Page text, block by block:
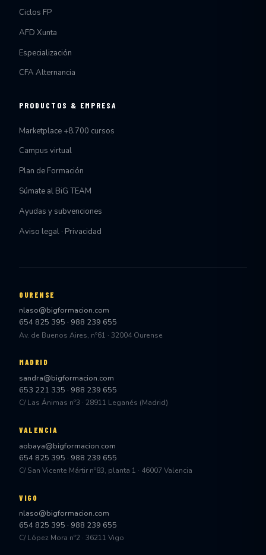
Ciclos FP
AFD Xunta
Especialización
CFA Alternancia
PRODUCTOS & EMPRESA
Marketplace +8.700 cursos
Campus virtual
Plan de Formación
Súmate al BiG TEAM
Ayudas y subvenciones
Aviso legal · Privacidad
OURENSE
nlaso@bigformacion.com
654 825 395 · 988 239 655
Av. de Buenos Aires, nº61 · 32004 Ourense
MADRID
sandra@bigformacion.com
653 221 335 · 988 239 655
C/ Las Ánimas nº3 · 28911 Leganés (Madrid)
VALENCIA
aobaya@bigformacion.com
654 825 395 · 988 239 655
C/ San Vicente Mártir nº83, planta 1 · 46007 Valencia
VIGO
nlaso@bigformacion.com
654 825 395 · 988 239 655
C/ López Mora nº2 · 36211 Vigo